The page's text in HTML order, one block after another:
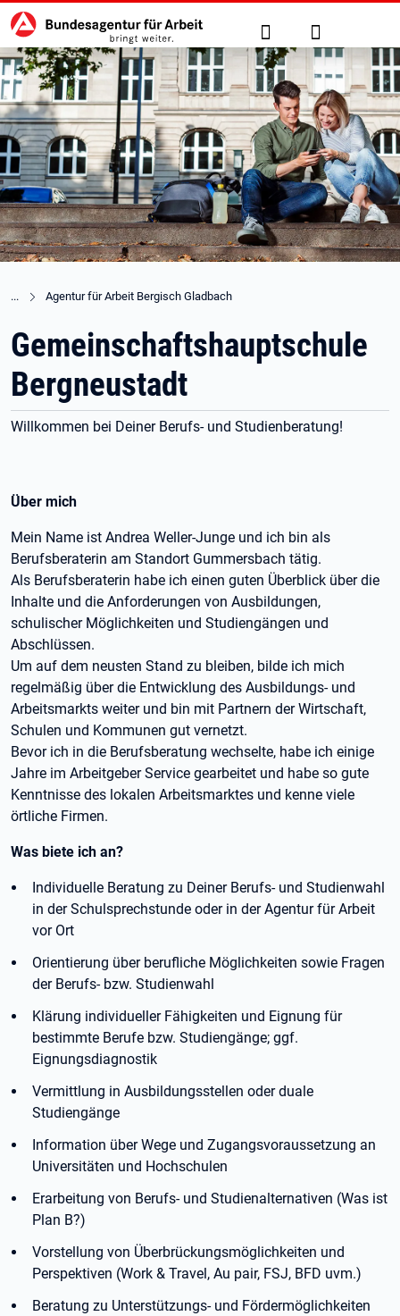
zu den Hauptinhalten springen
Hauptnavigation Suche Anmelden
Agentur für Arbeit Bergisch Gladbach
Gemeinschaftshauptschule
Bergneustadt
Willkommen bei Deiner Berufs- und Studienberatung!
Über mich
Mein Name ist Andrea Weller-Junge und ich bin als
Berufsberaterin am Standort Gummersbach tätig.
Als Berufsberaterin habe ich einen guten Überblick über die
Inhalte und die Anforderungen von Ausbildungen,
schulischer Möglichkeiten und Studiengängen und
Abschlüssen.
Um auf dem neusten Stand zu bleiben, bilde ich mich
regelmäßig über die Entwicklung des Ausbildungs- und
Arbeitsmarkts weiter und bin mit Partnern der Wirtschaft,
Schulen und Kommunen gut vernetzt.
Bevor ich in die Berufsberatung wechselte, habe ich einige
Jahre im Arbeitgeber Service gearbeitet und habe so gute
Kenntnisse des lokalen Arbeitsmarktes und kenne viele
örtliche Firmen.
Was biete ich an?
Individuelle Beratung zu Deiner Berufs- und Studienwahl
in der Schulsprechstunde oder in der Agentur für Arbeit
vor Ort
Orientierung über berufliche Möglichkeiten sowie Fragen
der Berufs- bzw. Studienwahl
Klärung individueller Fähigkeiten und Eignung für
bestimmte Berufe bzw. Studiengänge; ggf.
Eignungsdiagnostik
Vermittlung in Ausbildungsstellen oder duale
Studiengänge
Information über Wege und Zugangsvoraussetzung an
Universitäten und Hochschulen
Erarbeitung von Berufs- und Studienalternativen (Was ist
Plan B?)
Vorstellung von Überbrückungsmöglichkeiten und
Perspektiven (Work & Travel, Au pair, FSJ, BFD uvm.)
Beratung zu Unterstützungs- und Fördermöglichkeiten